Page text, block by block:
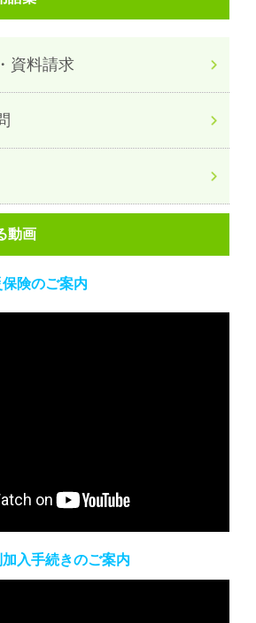
資料請求
動画
険のご案内
入手続きのご案内